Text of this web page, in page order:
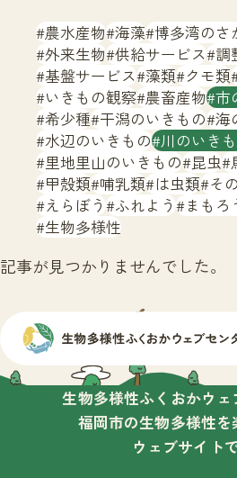
生物多様性ふくおかウェブ
サイトマップ
農水産物 海藻 博多湾のさ
外来生物 供給サービス 調
基盤サービス 藻類 クモ類
いきもの観察 農畜産物 市
希少種 干潟のいきもの 海
水辺のいきもの 川のいき
里地里山のいきもの 昆虫
甲殻類 哺乳類 は虫類 そ
えらぼう ふれよう まもろ
生物多様性
記事が見つかりませんでした。
生物多様性ふくおかウェ
福岡市の生物多様性を
ウェブサイトで